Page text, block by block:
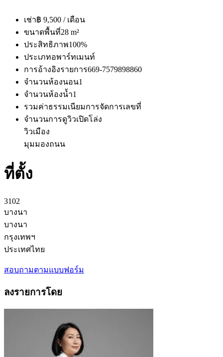
เช่า฿ 9,500 / เดือน
ขนาดพื้นที่28 m²
ประสิทธิภาพ100%
ประเภทอพาร์ทเมนท์
การอ้างอิงรายการ669-7579898860
จำนวนห้องนอน1
จำนวนห้องน้ำ1
รวมค่าธรรมเนียมการจัดการเลขที่
จำนวนการดูวิวเปิดโล่ง
วิวเมือง
มุมมองถนน
ที่ตั้ง
3102
บางนา
บางนา
กรุงเทพฯ
ประเทศไทย
สอบถามตามแบบฟอร์ม
ลงรายการโดย